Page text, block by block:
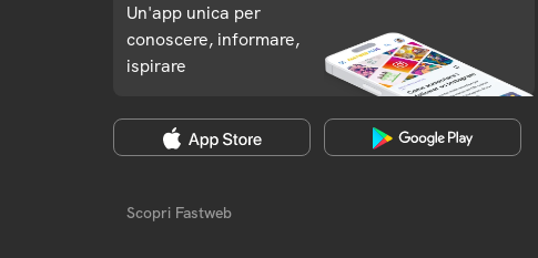
Un'app unica per
conoscere, informare,
ispirare
Scopri Fastweb